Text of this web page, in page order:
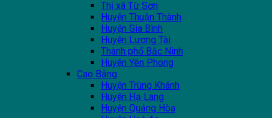
Thị xã Từ Sơn
Huyện Thuận Thành
Huyện Gia Bình
Huyện Lương Tài
Thành phố Bắc Ninh
Huyện Yên Phong
Cao Bằng
Huyện Trùng Khánh
Huyện Hạ Lang
Huyện Quảng Hòa